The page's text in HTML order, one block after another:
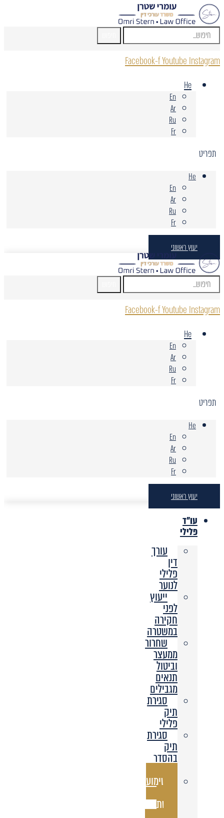
Facebook-fYoutube Instagram
He
En
Ar
Ru
Fr
תפריט
He
En
Ar
Ru
Fr
יעוץ ראשוני
Facebook-fYoutube Instagram
He
En
Ar
Ru
Fr
תפריט
He
En
Ar
Ru
Fr
יעוץ ראשוני
עו"ד
פלילי
עורך
דין
פלילי
לנוער
ייעוץ
לפני
חקירה
במשטרה
שחרור
ממעצר
וביטול
תנאים
מגבילים
סגירת
תיק
פלילי
סגירת
תיק
בהסדר
שימוע
הגשת